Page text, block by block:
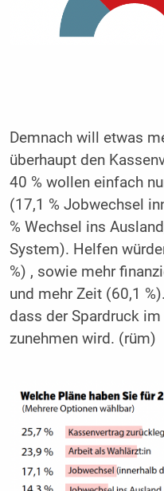
Demnach will etwas
überhaupt den
40 % wollen einfach
(17,1 % Jobwechsel
% Wechsel ins
System). Helfen
%) , sowie mehr
und mehr Zeit (60,1
dass der Spardruck
zunehmen wird. (rüm)